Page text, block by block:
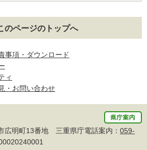
のページのトップへ
事項・ダウンロード
ィ
・お問い合わせ
明町13番地 三重県庁電話案内： 059-